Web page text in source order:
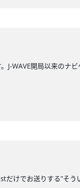
WAVE開局以来のナ
だけでお送りする”